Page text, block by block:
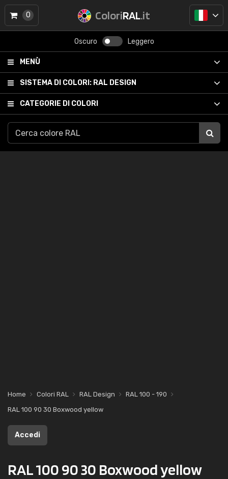
ColoriRAL.it
Oscuro Leggero
MENÙ
SISTEMA DI COLORI: RAL DESIGN
CATEGORIE DI COLORI
0
Home Colori RAL RAL Design
RAL 100 - 190
RAL 100 90 30 Boxwood yellow
Accedi
RAL 100 90 30 Boxwood yellow